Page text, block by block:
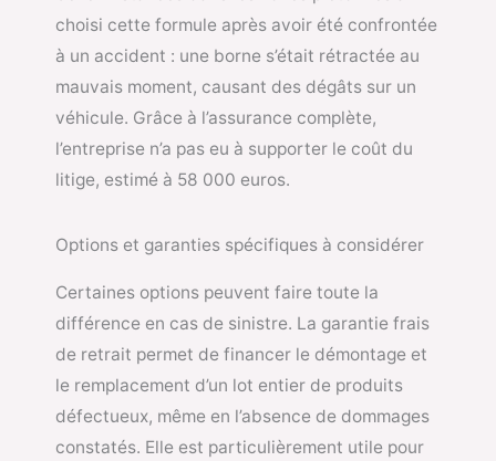
choisi cette formule après avoir été confrontée
à un accident : une borne s’était rétractée au
mauvais moment, causant des dégâts sur un
véhicule. Grâce à l’assurance complète,
l’entreprise n’a pas eu à supporter le coût du
litige, estimé à 58 000 euros.
Options et garanties spécifiques à considérer
Certaines options peuvent faire toute la
différence en cas de sinistre. La garantie frais
de retrait permet de financer le démontage et
le remplacement d’un lot entier de produits
défectueux, même en l’absence de dommages
constatés. Elle est particulièrement utile pour